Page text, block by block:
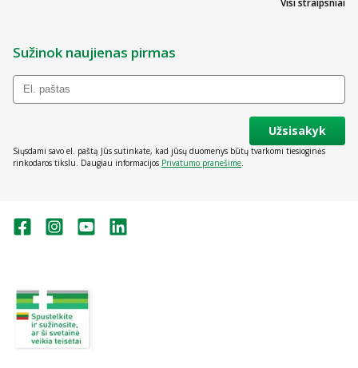
Visi straipsniai
Sužinok naujienas pirmas
Užsisakyk
Siųsdami savo el. paštą Jūs sutinkate, kad jūsų duomenys būtų tvarkomi tiesioginės
rinkodaros tikslu. Daugiau informacijos Privatumo pranešime.